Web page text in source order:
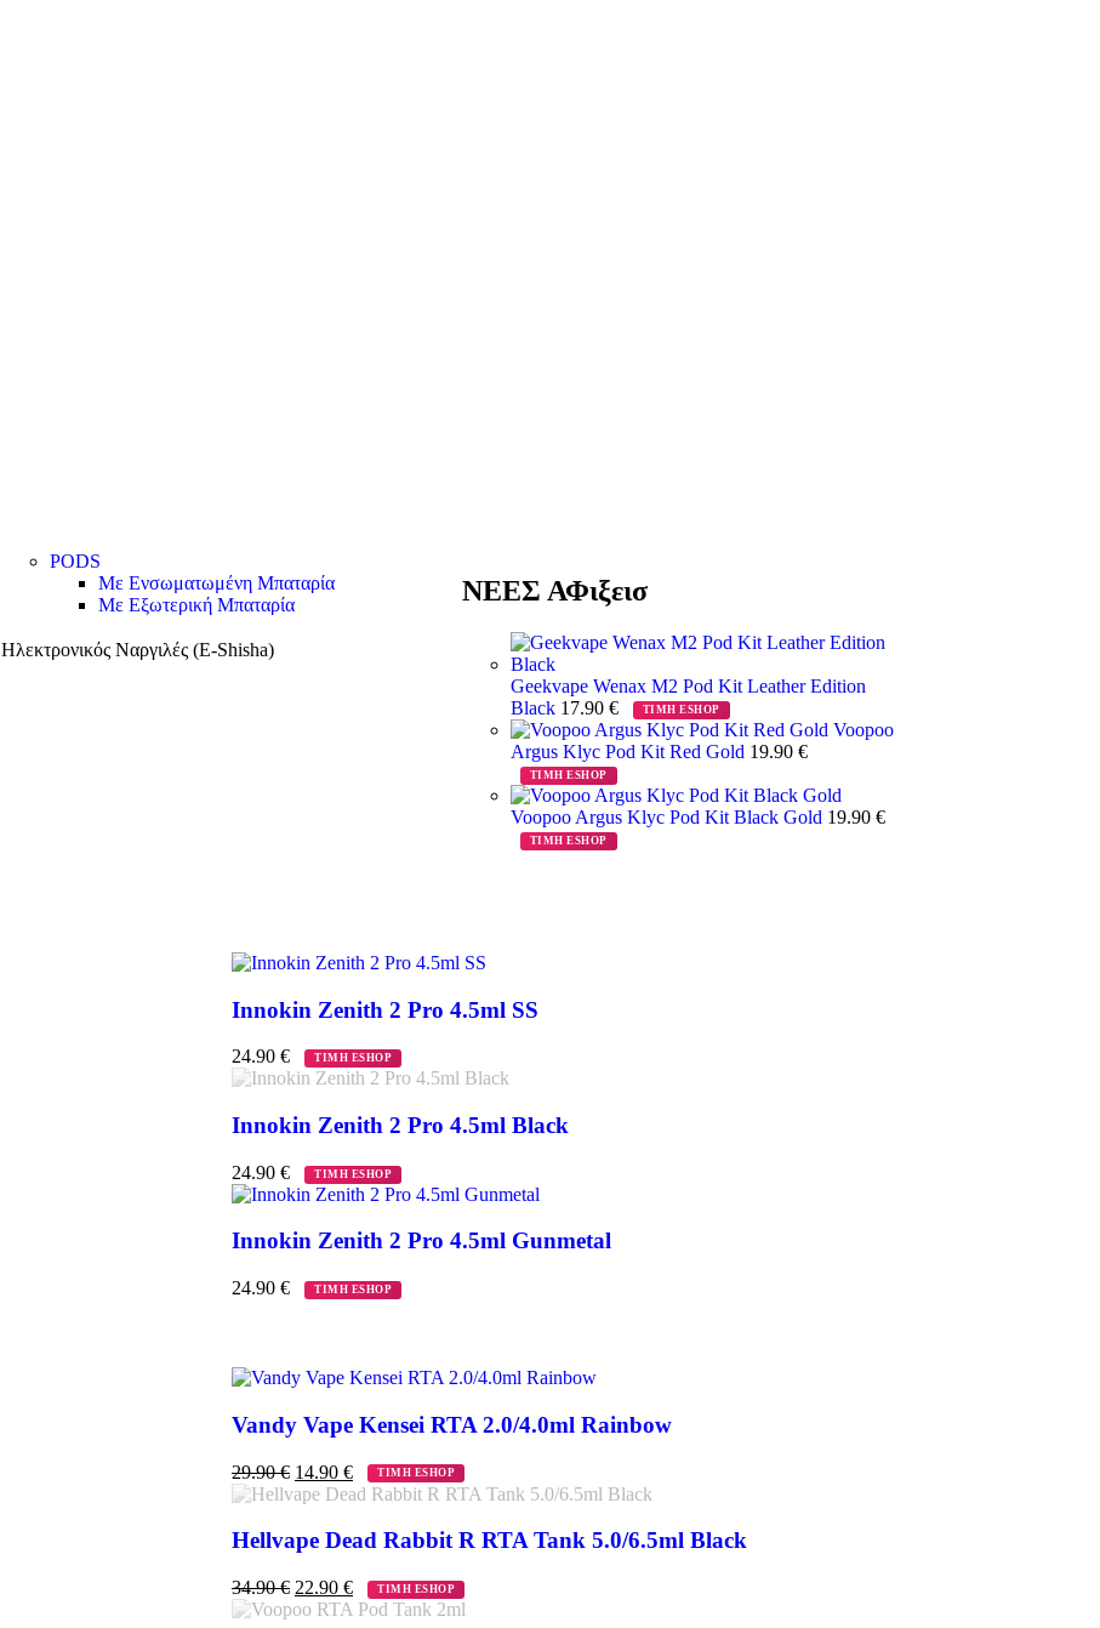
PODS
Με Ενσωματωμένη Μπαταρία
Με Εξωτερική Μπαταρία
Ηλεκτρονικός Ναργιλές (E-Shisha)
ΝΕΕΣ ΑΦιξεισ
Geekvape Wenax M2 Pod Kit Leather Edition
Black 17.90 € ΤΙΜΗ ESHOP
Voopoo
Argus Klyc Pod Kit Red Gold 19.90 €
ΤΙΜΗ ESHOP
Voopoo Argus Klyc Pod Kit Black Gold 19.90 €
ΤΙΜΗ ESHOP
Innokin Zenith 2 Pro 4.5ml SS
24.90 € ΤΙΜΗ ESHOP
Innokin Zenith 2 Pro 4.5ml Black
24.90 € ΤΙΜΗ ESHOP
Innokin Zenith 2 Pro 4.5ml Gunmetal
24.90 € ΤΙΜΗ ESHOP
Vandy Vape Kensei RTA 2.0/4.0ml Rainbow
29.90€ 14.90 € ΤΙΜΗ ESHOP
Hellvape Dead Rabbit R RTA Tank 5.0/6.5ml Black
34.90€ 22.90 € ΤΙΜΗ ESHOP